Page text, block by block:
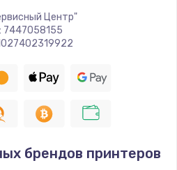
Центр"
7447058155
брендов принтеров